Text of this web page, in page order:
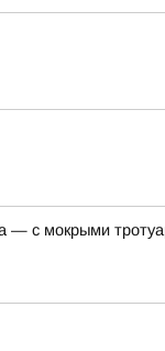
с мокрыми